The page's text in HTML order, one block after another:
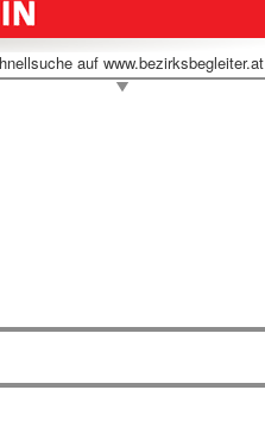
auf www.bezirksbegleiter.at